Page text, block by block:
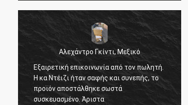
Αλεχάντρο Γκίντι, Μεξικό
Εξαιρετική επικοινωνία από τον πωλητή.
Η κα Ντέιζι ήταν σαφής και συνεπής, το
προϊόν αποστάλθηκε σωστά
συσκευασμένο. Άριστα